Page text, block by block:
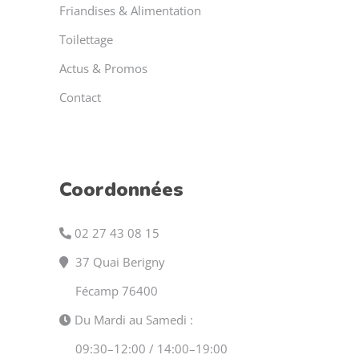
Friandises & Alimentation
Toilettage
Actus & Promos
Contact
Coordonnées
02 27 43 08 15
37 Quai Berigny
Fécamp 76400
Du Mardi au Samedi :
09:30–12:00 / 14:00–19:00